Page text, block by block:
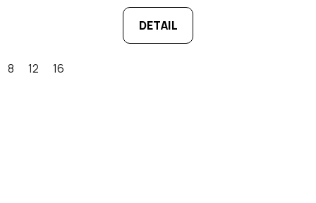
DETAIL
8 12 16